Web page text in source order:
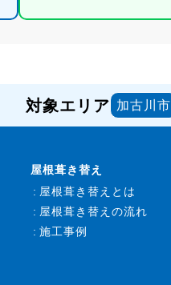
対象エリア 加古川市
屋根葺き替え
屋根葺き替えとは
屋根葺き替えの流れ
施工事例